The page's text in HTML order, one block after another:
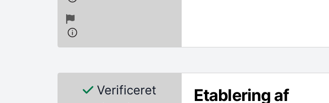
Verificeret
Etablering af